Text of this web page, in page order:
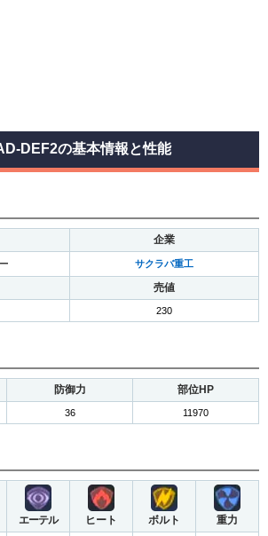
DEF2の基本情報と性能
企業
サクラバ重工
売値
230
防御力 部位HP
36 11970
エーテル ヒート ボルト 重力